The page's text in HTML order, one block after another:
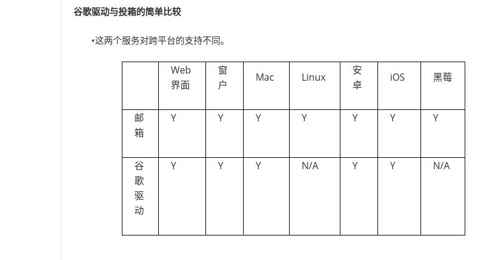
谷歌驱动与投箱的简单比较
•这两个服务对跨平台的支持不同。
Web
界面
窗
户
Mac Linux
安
卓
iOS 黑莓
邮
箱
Y Y Y Y Y Y Y
谷
歌
驱
动
Y Y Y N/A Y Y N/A